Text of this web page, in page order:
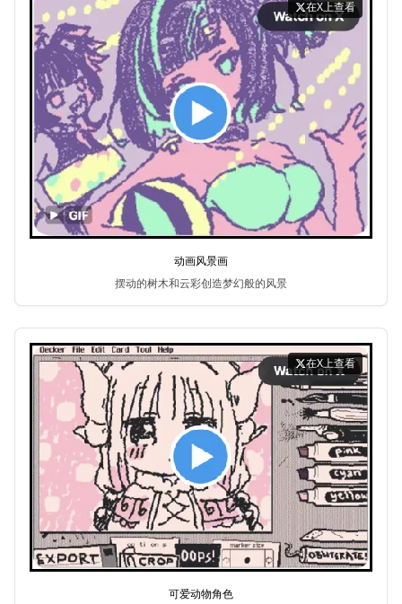
在X上查看
动画风景画
摆动的树木和云彩创造梦幻般的风景
在X上查看
可爱动物角色